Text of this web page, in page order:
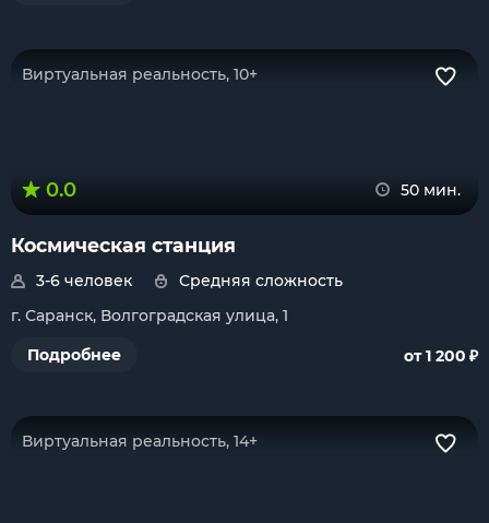
Виртуальная реальность, 10+
0.0 50 мин.
Космическая станция
3-6 человек
Средняя сложность
г. Саранск, Волгоградская улица, 1
Подробнее
от 1 200 ₽
Виртуальная реальность, 14+